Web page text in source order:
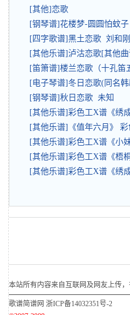
[其他]恋歌
[钢琴谱]花楼梦-圆圆怕蚊
[四字歌谱]黑土恋歌 刘和刚
[其他乐谱]泸沽恋歌[其他
[笛箫谱]楼兰恋歌（十孔
[电子琴谱]冬日恋歌(同名
[钢琴谱]秋日恋歌 未知
[其他乐谱]彩色工X谱《绣
[其他乐谱]《值年六月》
[其他乐谱]彩色工X谱《小
[其他乐谱]彩色工X谱《梧
[其他乐谱]彩色工X谱《绣
本站所有内容来自互联网及网友上传
歌谱简谱网 浙ICP备14032351号-2